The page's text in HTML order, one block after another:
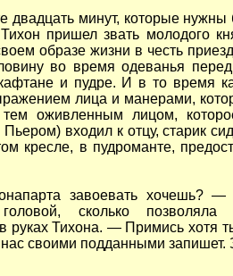
двадцать минут, которые
Тихон пришел звать молодого
образе жизни в честь
во время одеванья
и пудре. И в то время
лица и манерами,
оживленным лицом,
Пьером) входил к отцу, старик
кресле, в пудроманте,
завоевать хочешь? —
сколько
руках Тихона. — Примись хотя
нас своими подданными